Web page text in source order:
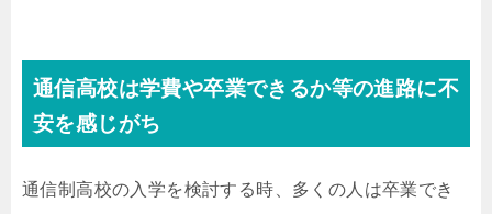
通信高校は学費や卒業できるか等の進路に不
安を感じがち
通信制高校の入学を検討する時、多くの人は卒業でき